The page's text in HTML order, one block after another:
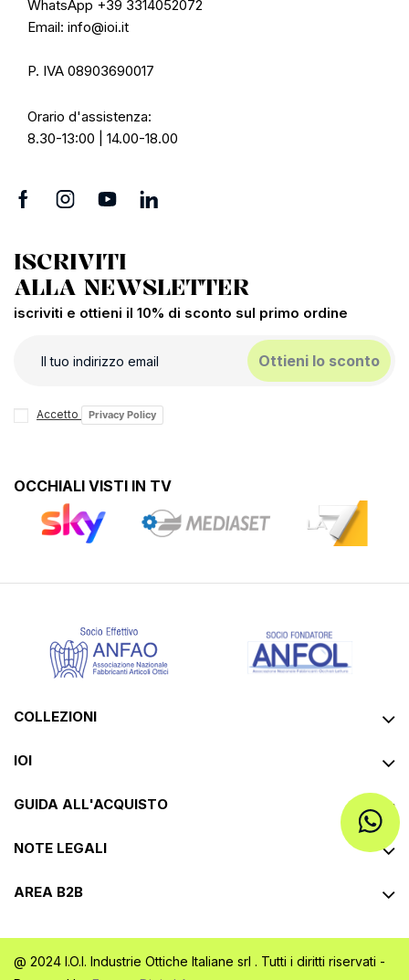
WhatsApp +39 3314052072
Email: info@ioi.it
P. IVA 08903690017
Orario d'assistenza:
8.30-13:00 | 14.00-18.00
ISCRIVITI
ALLA NEWSLETTER
iscriviti e ottieni il 10% di sconto sul primo ordine
Ottieni lo sconto
Accetto Privacy Policy
OCCHIALI VISTI IN TV
COLLEZIONI
IOI
GUIDA ALL'ACQUISTO
NOTE LEGALI
AREA B2B
@ 2024 I.O.I. Industrie Ottiche Italiane srl . Tutti i diritti riservati -